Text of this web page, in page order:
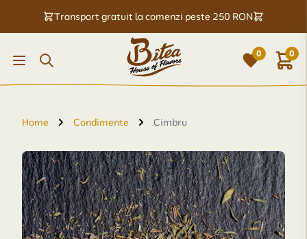
Transport gratuit la comenzi peste 250 RON
0 0
Home Condimente Cimbru